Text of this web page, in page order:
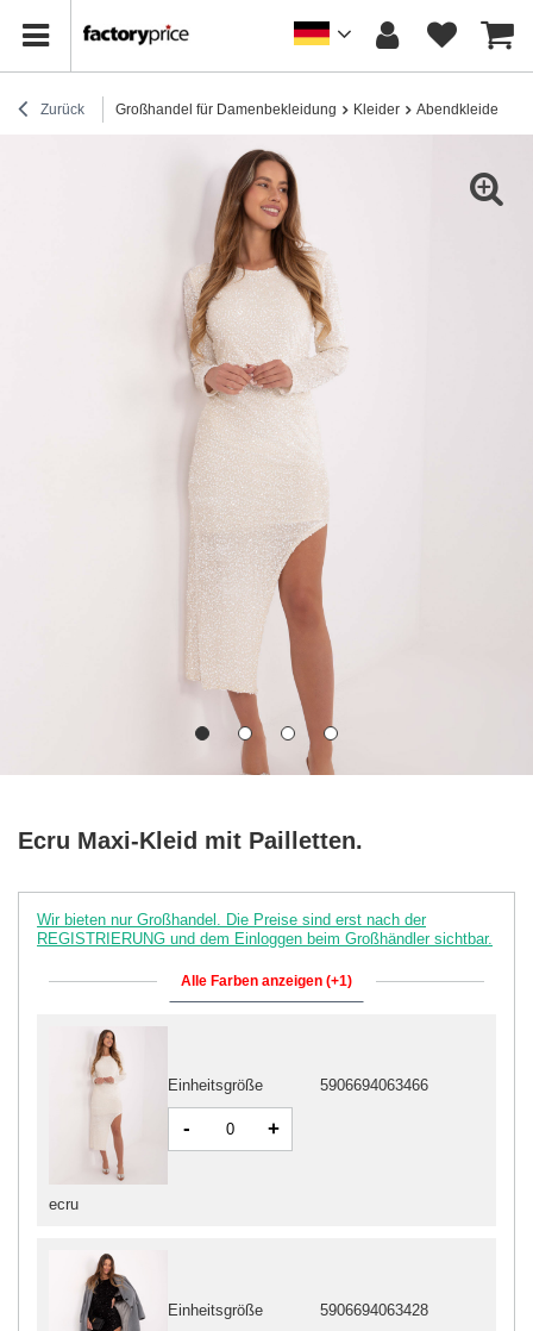
Zurück Großhandel für Damenbekleidung Kleider Abendkleider
Ecru Maxi-Kleid mit Pailletten.
Wir bieten nur Großhandel. Die Preise sind erst nach der
REGISTRIERUNG und dem Einloggen beim Großhändler sichtbar.
Alle Farben anzeigen (+1)
Einheitsgröße 5906694063428
ecru
Einheitsgröße 5906694063466
- +